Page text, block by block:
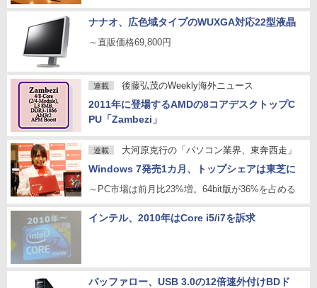
ナナオ、広色域タイプのWUXGA対応22型液晶
～直販価格69,800円
連載 後藤弘茂のWeekly海外ニュース
2011年に登場するAMDの8コアデスクトップC
PU「Zambezi」
連載 大河原克行の「パソコン業界、東奔西走」
Windows 7発売1カ月、トップシェアは東芝に
～PC市場は前月比23%増。64bit版が36%を占める
インテル、2010年はCore i5/i7を訴求
バッファロー、USB 3.0の12倍速外付けBDド